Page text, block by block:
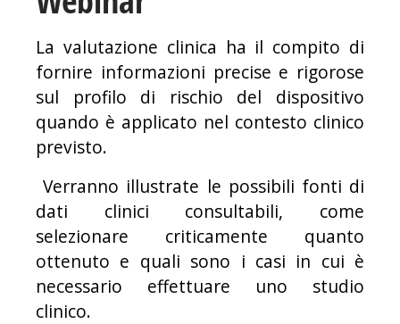
La valutazione clinica ha il compito di
fornire informazioni precise e rigorose
sul profilo di rischio del dispositivo
quando è applicato nel contesto clinico
previsto.
Verranno illustrate le possibili fonti di
dati clinici consultabili, come
selezionare criticamente quanto
ottenuto e quali sono i casi in cui è
necessario effettuare uno studio
clinico.